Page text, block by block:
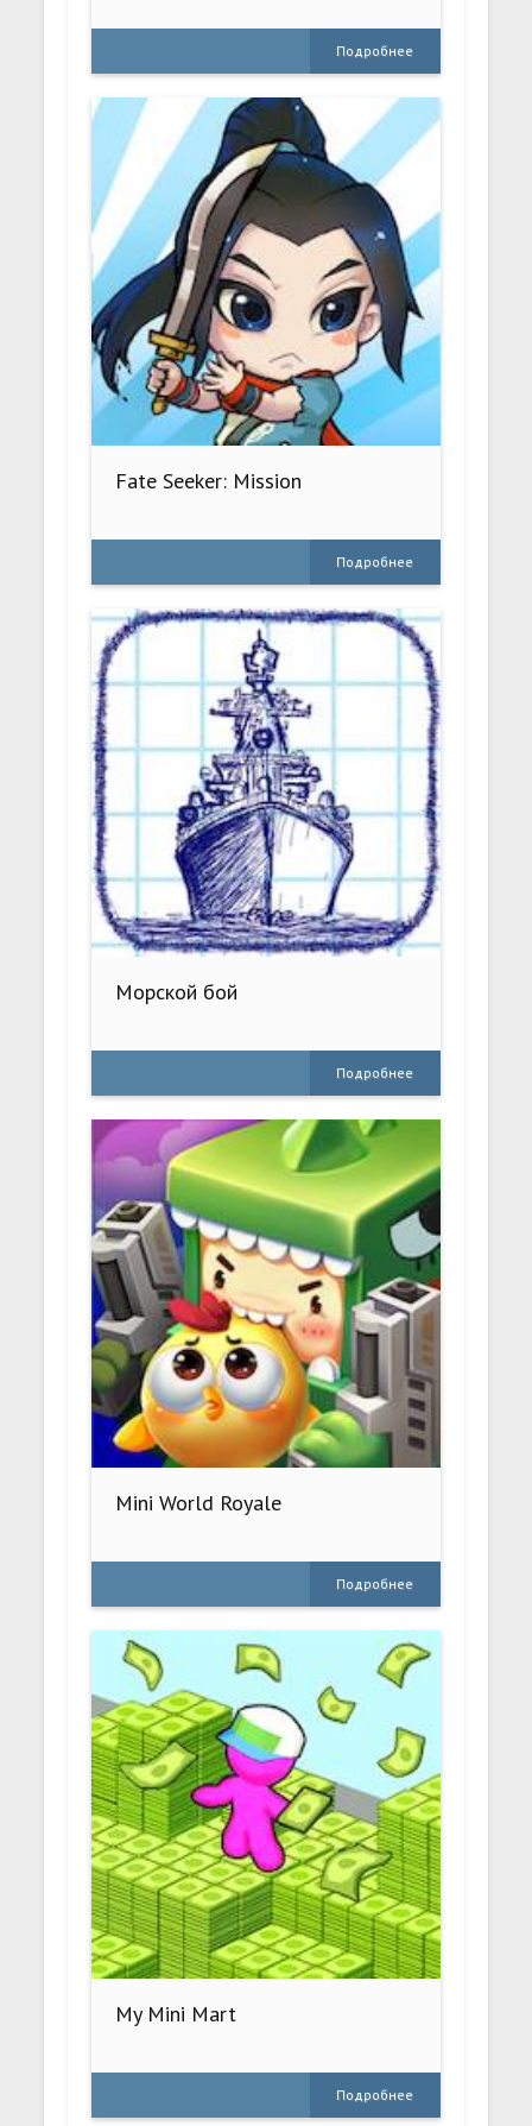
Подробнее
Fate Seeker: Mission
Подробнее
Морской бой
Подробнее
Mini World Royale
Подробнее
My Mini Mart
Подробнее